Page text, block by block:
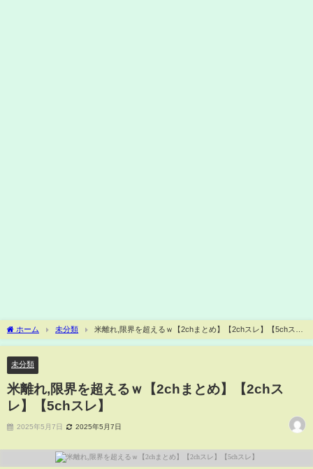
ホーム 未分類
米離れ,限界を超えるｗ【2chまとめ】【2chスレ】【5chス
レ】
未分類
米離れ,限界を超えるｗ【2chまとめ】【2chス
レ】【5chスレ】
2025年5月7日 2025年5月7日